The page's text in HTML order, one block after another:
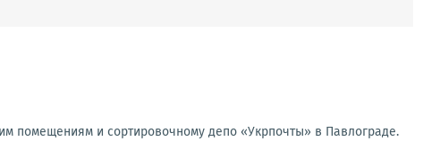
помещениям и сортировочному депо «Укрпочты» в Павлограде.